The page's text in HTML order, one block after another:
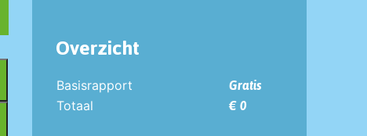
Overzicht
Basisrapport
Gratis
Totaal
€ 0